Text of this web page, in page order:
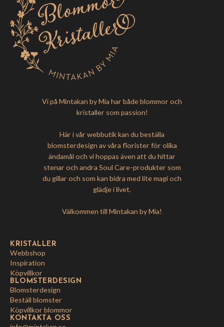
Vi på Mintakan by Mia har både blommor och
kristaller som passion!
Här i vår webbutik kan du beställa
blomsterdesign av våra florister för olika
ändamål och vi hoppas även att du hittar
stenar och andra Soul Care-produkter som
du gillar och som kan bidra med lite magi och
glädje i livet.
Välkommen till Mintakan by Mia!
KRISTALLER
Webbshop
Inspiration
Köpvillkor
BLOMSTERDESIGN
Blomsterdesign
Beställ blomster
Köpvillkor blommor
KONTAKTA OSS